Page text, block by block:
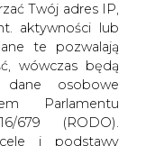
Twój adres IP,
aktywności lub
te pozwalają
wówczas będą
osobowe
Parlamentu
679 (RODO).
i podstawy